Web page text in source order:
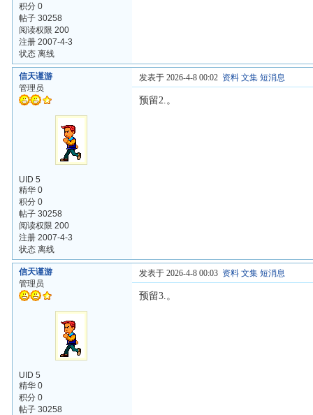
积分 0
帖子 30258
阅读权限 200
注册 2007-4-3
状态 离线
信天谨游
管理员
UID 5
精华 0
积分 0
帖子 30258
阅读权限 200
注册 2007-4-3
状态 离线
发表于 2026-4-8 00:02 资料 文集 短消息
预留2.。
信天谨游
管理员
UID 5
精华 0
积分 0
帖子 30258
发表于 2026-4-8 00:03 资料 文集 短消息
预留3.。